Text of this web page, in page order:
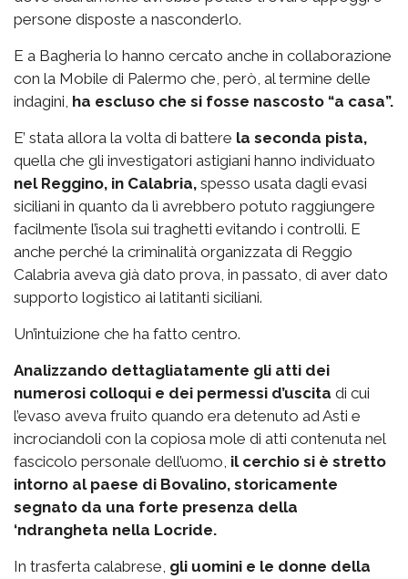
persone disposte a nasconderlo.
E a Bagheria lo hanno cercato anche in collaborazione
con la Mobile di Palermo che, però, al termine delle
indagini, ha escluso che si fosse nascosto “a casa”.
E’ stata allora la volta di battere la seconda pista,
quella che gli investigatori astigiani hanno individuato
nel Reggino, in Calabria, spesso usata dagli evasi
siciliani in quanto da lì avrebbero potuto raggiungere
facilmente l’isola sui traghetti evitando i controlli. E
anche perché la criminalità organizzata di Reggio
Calabria aveva già dato prova, in passato, di aver dato
supporto logistico ai latitanti siciliani.
Un’intuizione che ha fatto centro.
Analizzando dettagliatamente gli atti dei
numerosi colloqui e dei permessi d’uscita di cui
l’evaso aveva fruito quando era detenuto ad Asti e
incrociandoli con la copiosa mole di atti contenuta nel
fascicolo personale dell’uomo, il cerchio si è stretto
intorno al paese di Bovalino, storicamente
segnato da una forte presenza della
‘ndrangheta nella Locride.
In trasferta calabrese, gli uomini e le donne della